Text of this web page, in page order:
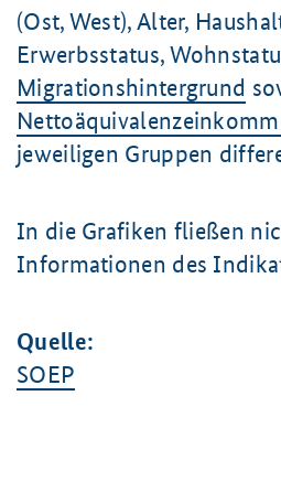
(Ost, West), Alter,
Erwerbsstatus,
Migrationshintergrund
jeweiligen Gruppen
In die Grafiken fließen
Informationen des
Quelle:
SOEP